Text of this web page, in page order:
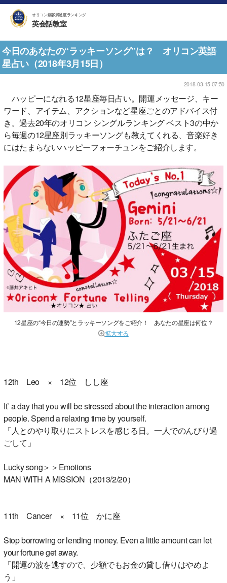
オリコン顧客満足度ランキング
英会話教室
今日のあなたの“ラッキーソング”は？ オリコン英語
星占い（2018年3月15日）
2018-03-15 07:50
ハッピーになれる12星座毎日占い。開運メッセージ、キー
ワード、アイテム、アクションなど星座ごとのアドバイス付
き。過去20年のオリコン シングルランキング ベスト3の中か
ら毎週の12星座別ラッキーソングも教えてくれる、音楽好き
にはたまらないハッピーフォーチュンをご紹介します。
12星座の“今日の運勢”とラッキーソングをご紹介！ あなたの星座は何位？
拡大する
12th Leo × 12位 しし座
It’ a day that you will be stressed about the interaction among
people. Spend a relaxing time by yourself.
「人とのやり取りにストレスを感じる日。一人でのんびり過
ごして」
Lucky song＞＞Emotions
MAN WITH A MISSION（2013/2/20）
11th Cancer × 11位 かに座
Stop borrowing or lending money. Even a little amount can let
your fortune get away.
「開運の波を逃すので、少額でもお金の貸し借りはやめよ
う」